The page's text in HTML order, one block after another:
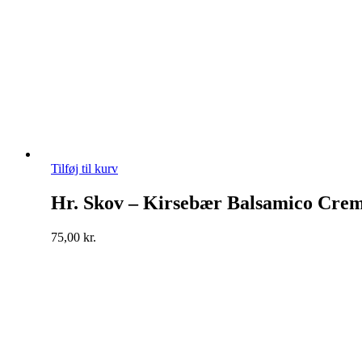
Tilføj til kurv
Hr. Skov – Kirsebær Balsamico
75,00 kr.